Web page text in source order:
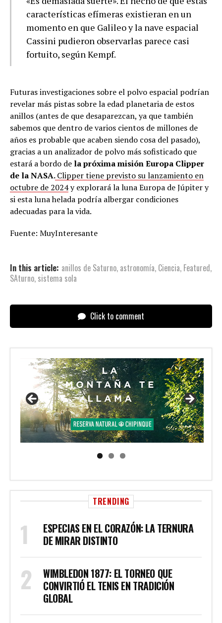
características efímeras existieran en un
momento en que Galileo y la nave espacial
Cassini pudieron observarlas parece casi
fortuito, según Kempf.
Futuras investigaciones sobre el polvo espacial podrían
revelar más pistas sobre la edad planetaria de estos
anillos (antes de que desaparezcan, ya que también
sabemos que dentro de varios cientos de millones de
años es probable que acaben siendo cosa del pasado),
gracias a un analizador de polvo más sofisticado que
estará a bordo de la próxima misión Europa Clipper
de la NASA. Clipper tiene previsto su lanzamiento en
octubre de 2024y explorará la luna Europa de Júpiter y
si esta luna helada podría albergar condiciones
adecuadas para la vida.
Fuente: MuyInteresante
In this article: anillos de Saturno, astronomía, Ciencia, Featured,
SAturno, sistema sola
Click to comment
TRENDING
ESPECIAS EN EL CORAZÓN: LA TERNURA
DE MIRAR DISTINTO
WIMBLEDON 1877: EL TORNEO QUE
CONVIRTIÓ EL TENIS EN TRADICIÓN
GLOBAL